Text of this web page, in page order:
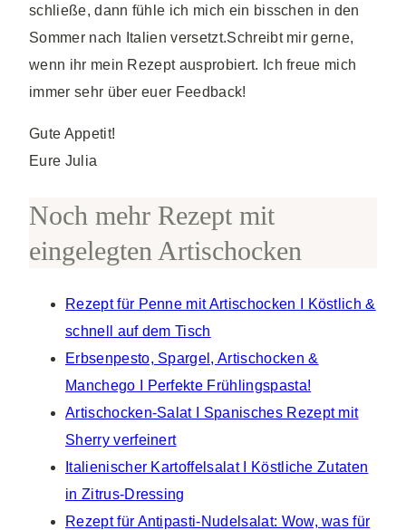
schließe, dann fühle ich mich ein bisschen in den
Sommer nach Italien versetzt.Schreibt mir gerne,
wenn ihr mein Rezept ausprobiert. Ich freue mich
immer sehr über euer Feedback!
Gute Appetit!
Eure Julia
Noch mehr Rezept mit
eingelegten Artischocken
Rezept für Penne mit Artischocken I Köstlich &
schnell auf dem Tisch
Erbsenpesto, Spargel, Artischocken &
Manchego I Perfekte Frühlingspasta!
Artischocken-Salat I Spanisches Rezept mit
Sherry verfeinert
Italienischer Kartoffelsalat I Köstliche Zutaten
in Zitrus-Dressing
Rezept für Antipasti-Nudelsalat: Wow, was für